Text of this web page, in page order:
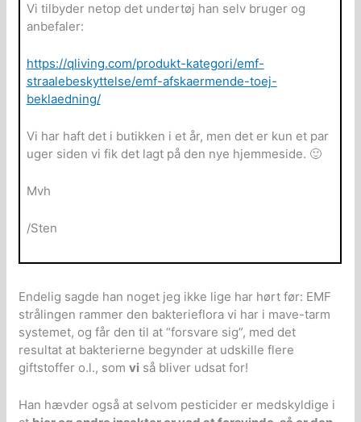
Vi tilbyder netop det undertøj han selv bruger og
anbefaler:
https://qliving.com/produkt-kategori/emf-
straalebeskyttelse/emf-afskaermende-toej-
beklaedning/
Vi har haft det i butikken i et år, men det er kun et par
uger siden vi fik det lagt på den nye hjemmeside. 🙂
Mvh
/Sten
Endelig sagde han noget jeg ikke lige har hørt før: EMF
strålingen rammer den bakterieflora vi har i mave-tarm
systemet, og får den til at “forsvare sig”, med det
resultat at bakterierne begynder at udskille flere
giftstoffer o.l., somvi så bliver udsat for!
Han hævder også at selvom pesticider er medskyldige i